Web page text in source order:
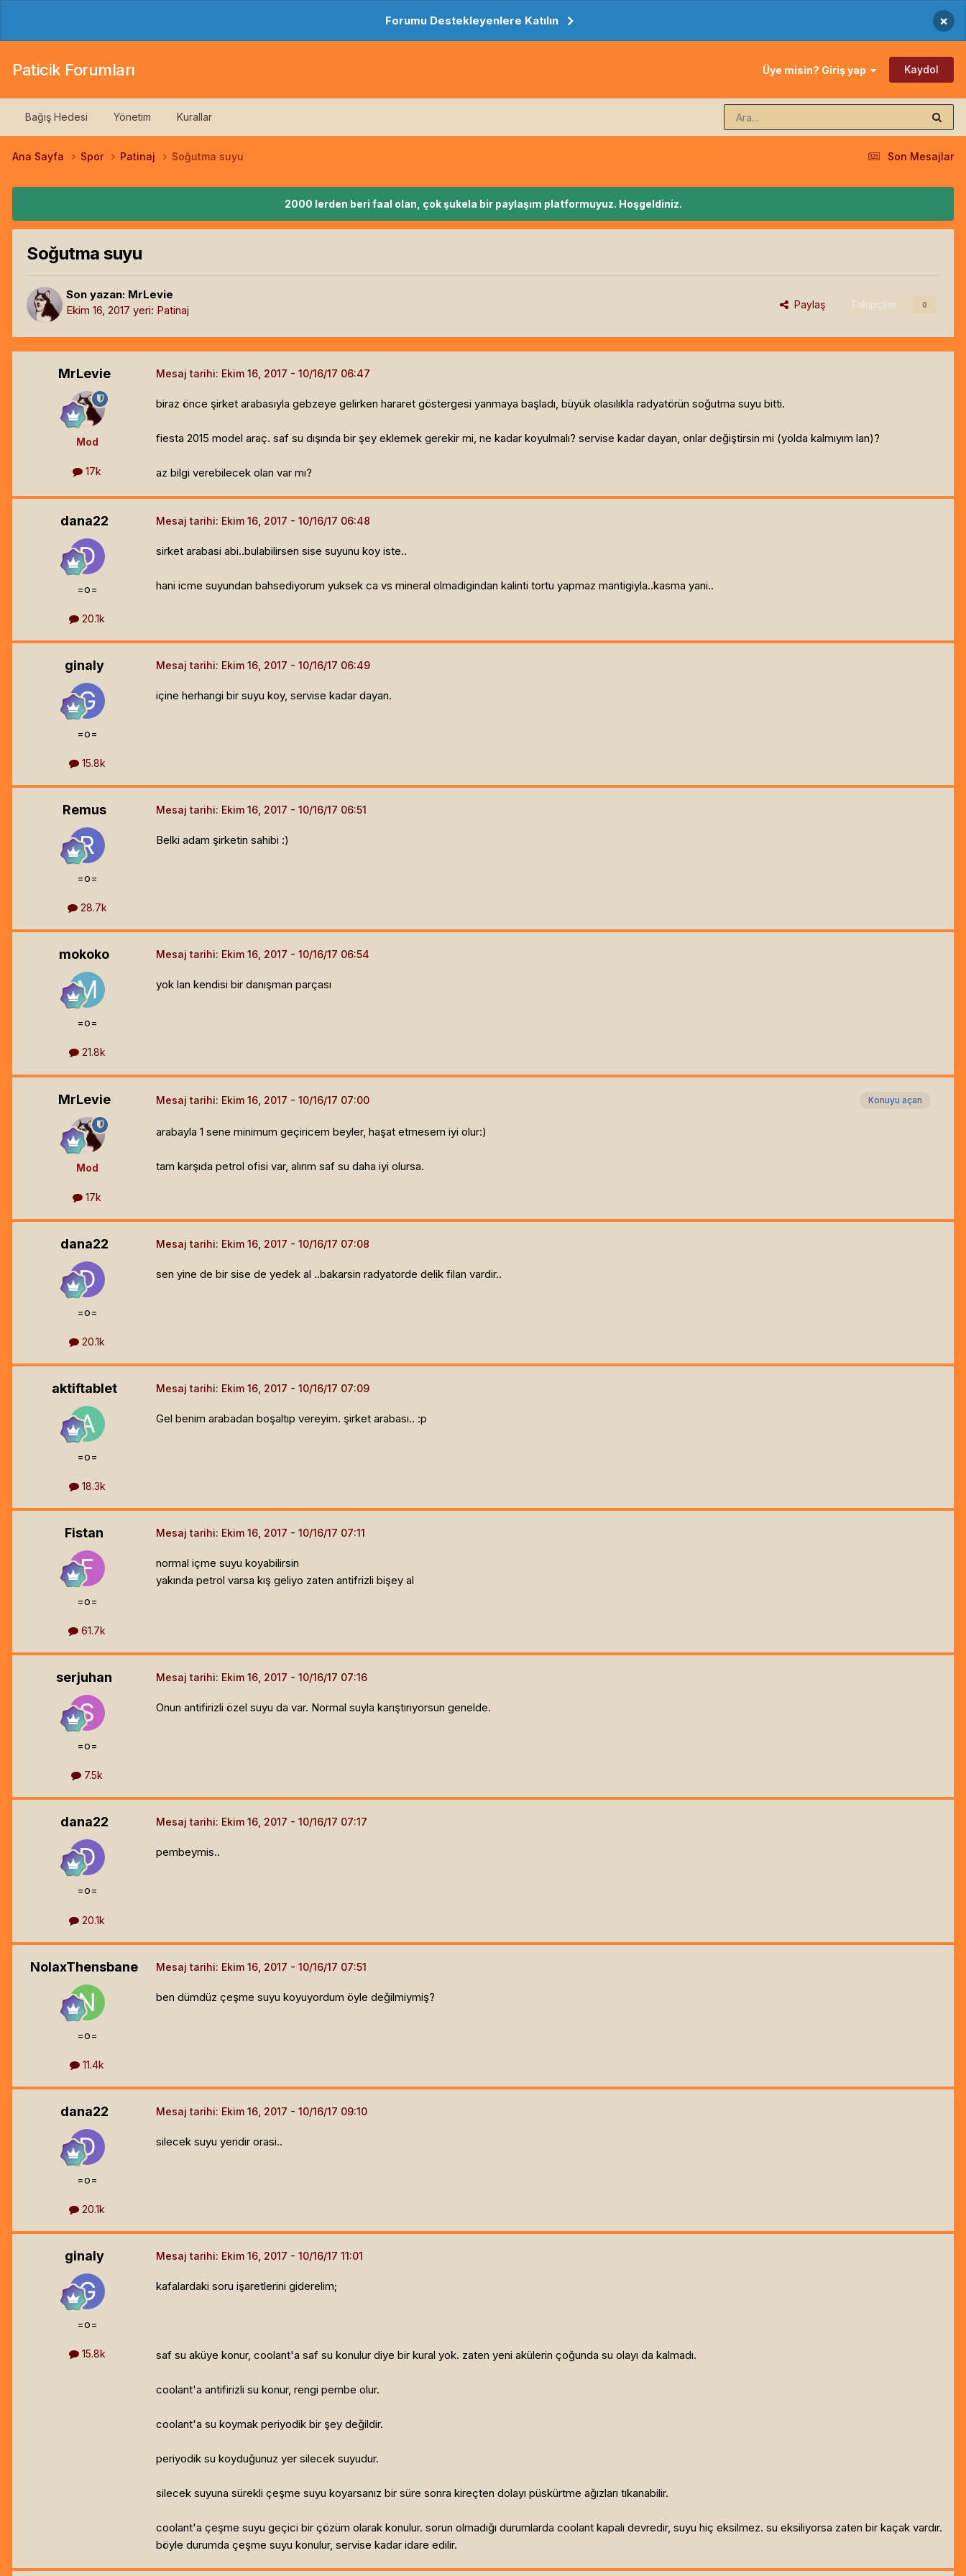
Forumu Destekleyenlere Katılın ×
Paticik Forumları Üye misin? Giriş yap Kaydol
Bağış Hedesi Yönetim Kurallar
Son Mesajlar
Ana Sayfa Spor Patinaj Soğutma suyu
2000 lerden beri faal olan, çok şukela bir paylaşım platformuyuz. Hoşgeldiniz.
Soğutma suyu
Son yazan: MrLevie
Ekim 16, 2017 yeri: Patinaj Paylaş Takipçiler 0
MrLevie
Mod
17k
Mesaj tarihi: Ekim 16, 2017
biraz önce şirket arabasıyla gebzeye gelirken hararet göstergesi yanmaya başladı, büyük olasılıkla radyatörün soğutma suyu bitti.
fiesta 2015 model araç. saf su dışında bir şey eklemek gerekir mi, ne kadar koyulmalı? servise kadar dayan, onlar değiştirsin mi (yolda kalmıyım lan)?
az bilgi verebilecek olan var mı?
dana22
=o=
20.1k
Mesaj tarihi: Ekim 16, 2017
sirket arabasi abi..bulabilirsen sise suyunu koy iste..
hani icme suyundan bahsediyorum yuksek ca vs mineral olmadigindan kalinti tortu yapmaz mantigiyla..kasma yani..
ginaly
=o=
15.8k
Mesaj tarihi: Ekim 16, 2017
içine herhangi bir suyu koy, servise kadar dayan.
Remus
=o=
28.7k
Mesaj tarihi: Ekim 16, 2017
Belki adam şirketin sahibi :)
mokoko
=o=
21.8k
Mesaj tarihi: Ekim 16, 2017
yok lan kendisi bir danışman parçası
MrLevie
Mod
17k
Konuyu açan
Mesaj tarihi: Ekim 16, 2017
arabayla 1 sene minimum geçiricem beyler, haşat etmesem iyi olur:)
tam karşıda petrol ofisi var, alırım saf su daha iyi olursa.
dana22
=o=
20.1k
Mesaj tarihi: Ekim 16, 2017
sen yine de bir sise de yedek al ..bakarsin radyatorde delik filan vardir..
aktiftablet
=o=
18.3k
Mesaj tarihi: Ekim 16, 2017
Gel benim arabadan boşaltıp vereyim. şirket arabası.. :p
Fistan
=o=
61.7k
Mesaj tarihi: Ekim 16, 2017
normal içme suyu koyabilirsin
yakında petrol varsa kış geliyo zaten antifrizli bişey al
serjuhan
=o=
7.5k
Mesaj tarihi: Ekim 16, 2017
Onun antifirizli özel suyu da var. Normal suyla karıştırıyorsun genelde.
dana22
=o=
20.1k
Mesaj tarihi: Ekim 16, 2017
pembeymis..
NolaxThensbane
=o=
11.4k
Mesaj tarihi: Ekim 16, 2017
ben dümdüz çeşme suyu koyuyordum öyle değilmiymiş?
dana22
=o=
20.1k
Mesaj tarihi: Ekim 16, 2017
silecek suyu yeridir orasi..
ginaly
=o=
15.8k
Mesaj tarihi: Ekim 16, 2017
kafalardaki soru işaretlerini giderelim;
saf su aküye konur, coolant'a saf su konulur diye bir kural yok. zaten yeni akülerin çoğunda su olayı da kalmadı.
coolant'a antifirizli su konur, rengi pembe olur.
coolant'a su koymak periyodik bir şey değildir.
periyodik su koyduğunuz yer silecek suyudur.
silecek suyuna sürekli çeşme suyu koyarsanız bir süre sonra kireçten dolayı püskürtme ağızları tıkanabilir.
coolant'a çeşme suyu geçici bir çözüm olarak konulur. sorun olmadığı durumlarda coolant kapalı devredir, suyu hiç eksilmez. su eksiliyorsa zaten bir kaçak vardır.
böyle durumda çeşme suyu konulur, servise kadar idare edilir.